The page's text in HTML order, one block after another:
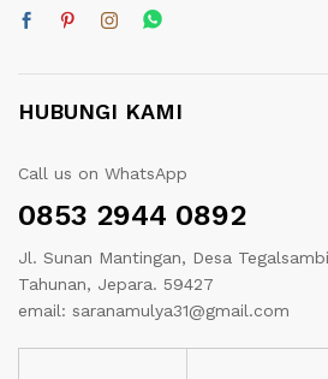
HUBUNGI KAMI
Call us on WhatsApp
0853 2944 0892
Jl. Sunan Mantingan, Desa
Tahunan, Jepara. 59427
email: saranamulya31@gmail.com